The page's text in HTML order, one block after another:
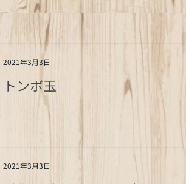
2021年3月3日
トンボ玉
2021年3月3日